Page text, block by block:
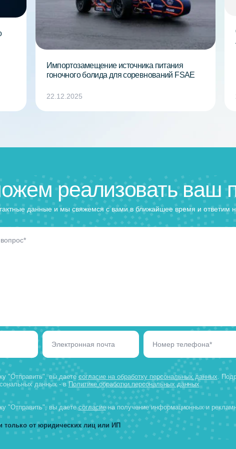
Импортозамещение источника питания
гоночного болида для соревнований
реализовать
контактные данные и мы свяжемся с вами в ближайшее